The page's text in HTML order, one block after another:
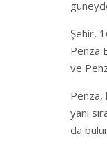
Şehir,
Penza
ve
Penza,
yanı
da